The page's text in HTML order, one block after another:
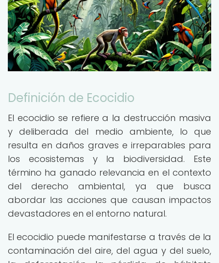
Definición de Ecocidio
El ecocidio se refiere a la destrucción masiva
y deliberada del medio ambiente, lo que
resulta en daños graves e irreparables para
los ecosistemas y la biodiversidad. Este
término ha ganado relevancia en el contexto
del derecho ambiental, ya que busca
abordar las acciones que causan impactos
devastadores en el entorno natural.
El ecocidio puede manifestarse a través de la
contaminación del aire, del agua y del suelo,